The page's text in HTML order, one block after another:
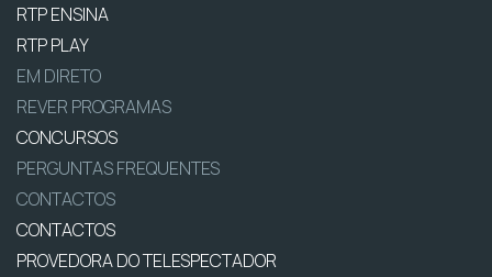
RTP ENSINA
RTP PLAY
EM DIRETO
REVER PROGRAMAS
CONCURSOS
PERGUNTAS FREQUENTES
CONTACTOS
CONTACTOS
PROVEDORA DO TELESPECTADOR